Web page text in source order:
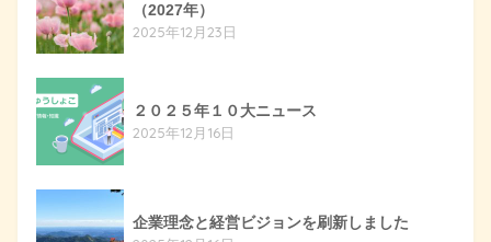
（2027年）
2025年12月23日
２０２５年１０大ニュース
2025年12月16日
企業理念と経営ビジョンを刷新しました